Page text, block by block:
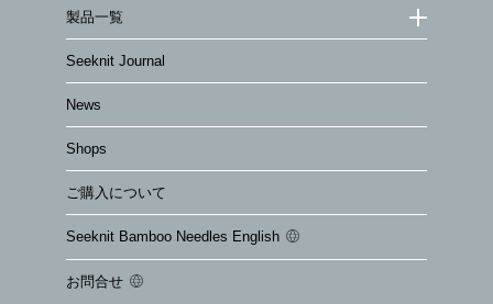
製品一覧
Seeknit Journal
News
Shops
ご購入について
Seeknit Bamboo Needles English
お問合せ